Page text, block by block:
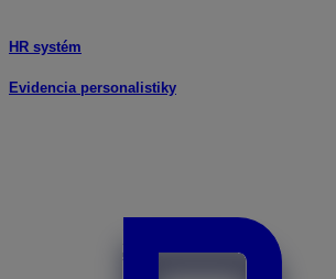
HR systém
Evidencia personalistiky